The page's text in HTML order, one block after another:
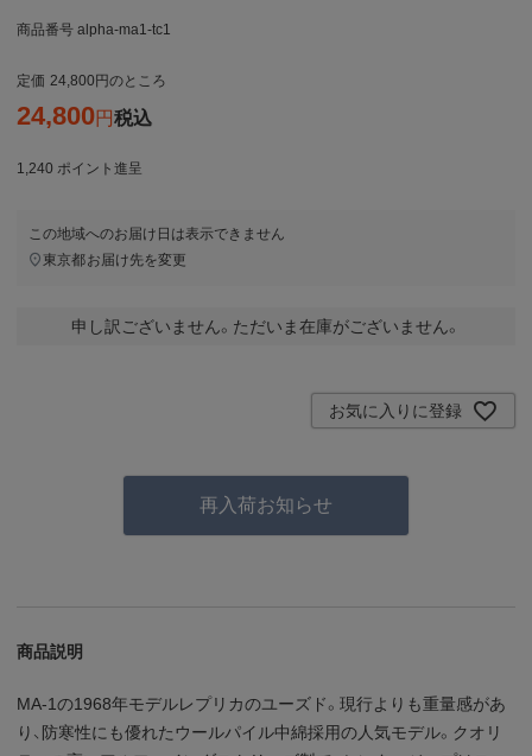
商品番号 alpha-ma1-tc1
定価 24,800 のところ
24,800 税込
1,240 ポイント進呈
この地域へのお届け日は表示できません
東京都お届け先を変更
申し訳ございません。ただいま在庫がございません。
お気に入りに登録
再入荷お知らせ
商品説明
MA-1の1968年モデルレプリカのユーズド。現行よりも重量感があ
り、防寒性にも優れたウールパイル中綿採用の人気モデル。クオリ